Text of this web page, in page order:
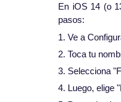
En iOS 14 (o
pasos:
1. Ve a
2. Toca tu
3. Selecciona
4. Luego, elige